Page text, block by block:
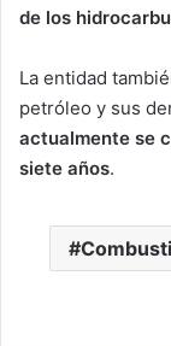
de los
La entidad
petróleo y sus
actualmente se
siete años.